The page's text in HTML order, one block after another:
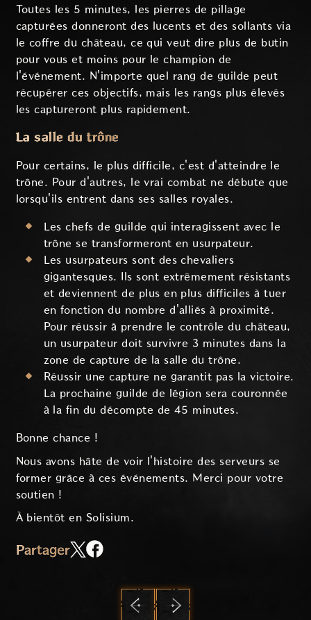
Toutes les 5 minutes, les pierres de pillage
capturées donneront des lucents et des sollants via
le coffre du château, ce qui veut dire plus de butin
pour vous et moins pour le champion de
l'événement. N'importe quel rang de guilde peut
récupérer ces objectifs, mais les rangs plus élevés
les captureront plus rapidement.
La salle du trône
Pour certains, le plus difficile, c'est d'atteindre le
trône. Pour d'autres, le vrai combat ne débute que
lorsqu'ils entrent dans ses salles royales.
Les chefs de guilde qui interagissent avec le
trône se transformeront en usurpateur.
Les usurpateurs sont des chevaliers
gigantesques. Ils sont extrêmement résistants
et deviennent de plus en plus difficiles à tuer
en fonction du nombre d'alliés à proximité.
Pour réussir à prendre le contrôle du château,
un usurpateur doit survivre 3 minutes dans la
zone de capture de la salle du trône.
Réussir une capture ne garantit pas la victoire.
La prochaine guilde de légion sera couronnée
à la fin du décompte de 45 minutes.
Bonne chance !
Nous avons hâte de voir l'histoire des serveurs se
former grâce à ces événements. Merci pour votre
soutien !
À bientôt en Solisium.
Partager